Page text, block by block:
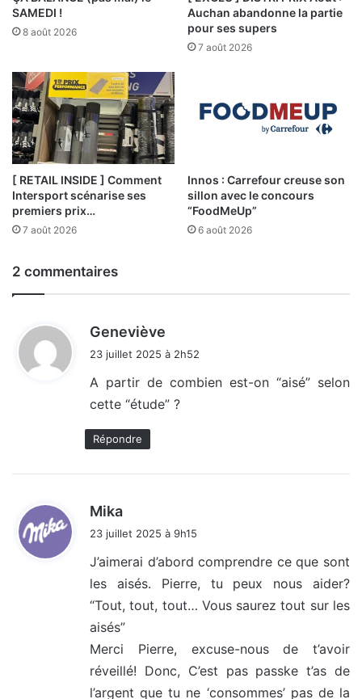
SAMEDI !
8 août 2026
Auchan abandonne la partie
pour ses supers
7 août 2026
[ RETAIL INSIDE ] Comment
Intersport scénarise ses
premiers prix…
7 août 2026
Innos : Carrefour creuse son
sillon avec le concours
“FoodMeUp”
6 août 2026
2 commentaires
Geneviève
i
:
23 juillet 2025 à 2h52
A partir de combien est-on “aisé” selon
cette “étude” ?
Répondre
Mika
:
23 juillet 2025 à 9h15
J’aimerai d’abord comprendre ce que sont
les aisés. Pierre, tu peux nous aider?
“Tout, tout, tout… Vous saurez tout sur les
aisés”
Merci Pierre, excuse-nous de t’avoir
réveillé! Donc, C’est pas passke t’as de
l’argent que tu ne ‘consommes’ pas de la